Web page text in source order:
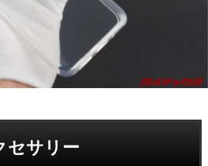
セサリー